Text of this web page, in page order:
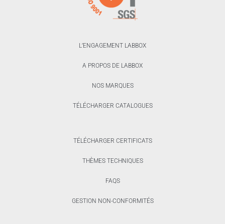
L’ENGAGEMENT LABBOX
A PROPOS DE LABBOX
NOS MARQUES
TÉLÉCHARGER CATALOGUES
TÉLÉCHARGER CERTIFICATS
THÈMES TECHNIQUES
FAQS
GESTION NON-CONFORMITÉS